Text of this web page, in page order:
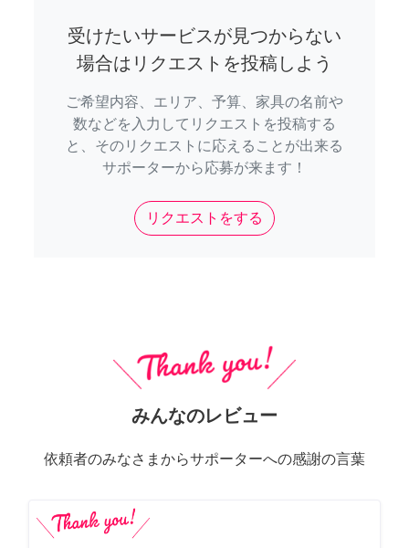
受けたいサービスが見つからない
場合はリクエストを投稿しよう
ご希望内容、エリア、予算、家具の名前や
数などを入力してリクエストを投稿する
と、そのリクエストに応えることが出来る
サポーターから応募が来ます！
リクエストをする
みんなのレビュー
依頼者のみなさまからサポーターへの感謝の言葉